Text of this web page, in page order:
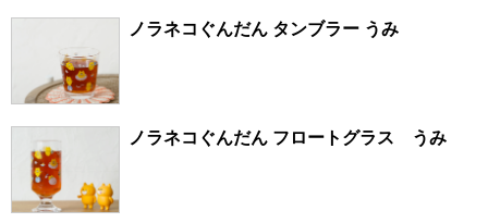
ノラネコぐんだん タンブラー うみ
ノラネコぐんだん フロートグラス うみ